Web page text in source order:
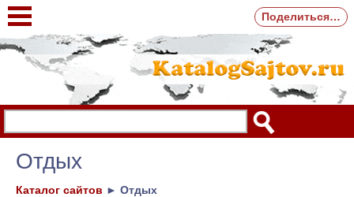
Отдых
Каталог сайтов ► Отдых
Поделиться…